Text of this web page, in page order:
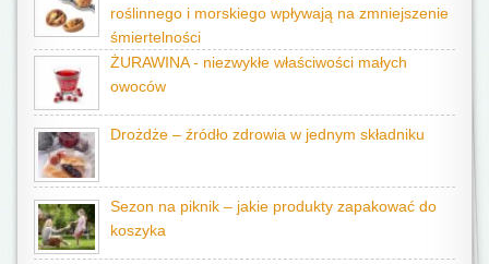
roślinnego i morskiego wpływają na zmniejszenie
śmiertelności
ŻURAWINA - niezwykłe właściwości małych
owoców
Drożdże – źródło zdrowia w jednym składniku
Sezon na piknik – jakie produkty zapakować do
koszyka